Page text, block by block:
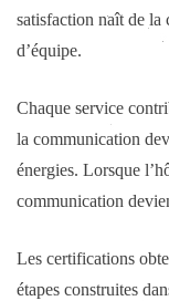
satisfaction naît de la
d’équipe.
Chaque service
la communication
énergies. Lorsque
communication
Les certifications
étapes construites